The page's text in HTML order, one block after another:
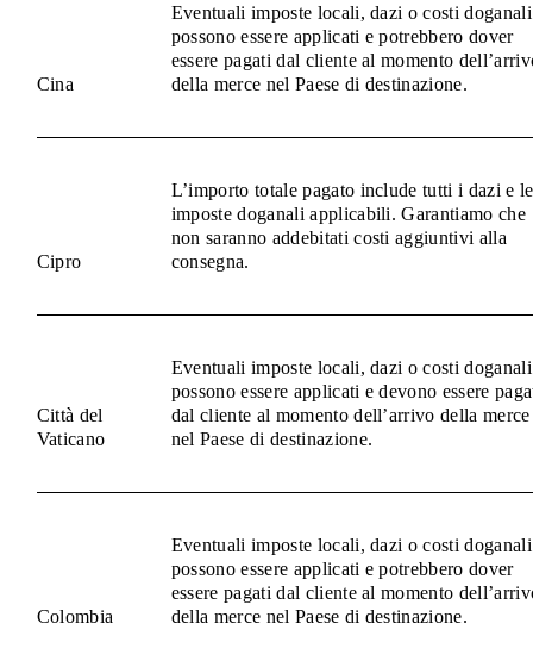
Cina
Eventuali imposte locali, dazi o costi doganali
possono essere applicati e potrebbero dover
essere pagati dal cliente al momento
della merce nel Paese di destinazione.
Cipro
L’importo totale pagato include tutti i dazi e le
imposte doganali applicabili. Garantiamo che
non saranno addebitati costi aggiuntivi alla
consegna.
Città del
Vaticano
Eventuali imposte locali, dazi o costi doganali
possono essere applicati e devono essere
dal cliente al momento dell’arrivo della merce
nel Paese di destinazione.
Colombia
Eventuali imposte locali, dazi o costi doganali
possono essere applicati e potrebbero dover
essere pagati dal cliente al momento
della merce nel Paese di destinazione.